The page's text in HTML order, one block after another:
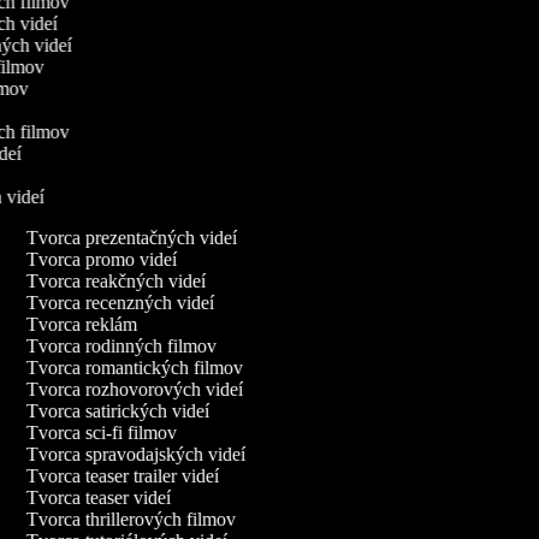
videí
videí
filmov
videí
Tvorca prezentačných videí
Tvorca promo videí
Tvorca reakčných videí
Tvorca recenzných videí
Tvorca reklám
Tvorca rodinných filmov
Tvorca romantických filmov
Tvorca rozhovorových videí
Tvorca satirických videí
Tvorca sci-fi filmov
Tvorca spravodajských videí
Tvorca teaser trailer videí
Tvorca teaser videí
Tvorca thrillerových filmov